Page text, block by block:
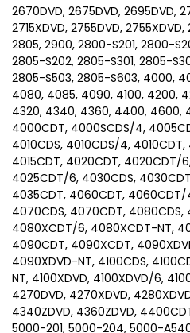
2670DVD, 2675DVD, 2695DVD,
2715XDVD, 2755DVD,
2805, 2900, 2800-S201, 2800-
2805-S202, 2805-S301, 2805-
2805-S503, 2805-S603, 4000,
4080, 4085, 4090, 4100, 4200,
4320, 4340, 4360, 4400, 4600,
4000CDT, 4000SCDS/4,
4010CDS, 4010CDS/4,
4015CDT, 4020CDT, 4020CDT/
4025CDT/6, 4030CDS,
4035CDT, 4060CDT,
4070CDS, 4070CDT,
4080XCDT/6, 4080XCDT-NT,
4090CDT, 4090XCDT,
4090XDVD-NT, 4100CDS,
NT, 4100XDVD, 4100XDVD/6,
4270DVD, 4270XDVD,
4340ZDVD, 4360ZDVD,
5000-201, 5000-204, 5000-